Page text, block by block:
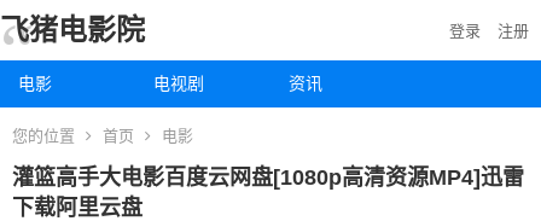
飞猪电影院
电影 电视剧 资讯
登录 注册
您的位置 首页 电影
灌篮高手大电影百度云网盘[1080p高清资源MP4]迅雷
下载阿里云盘